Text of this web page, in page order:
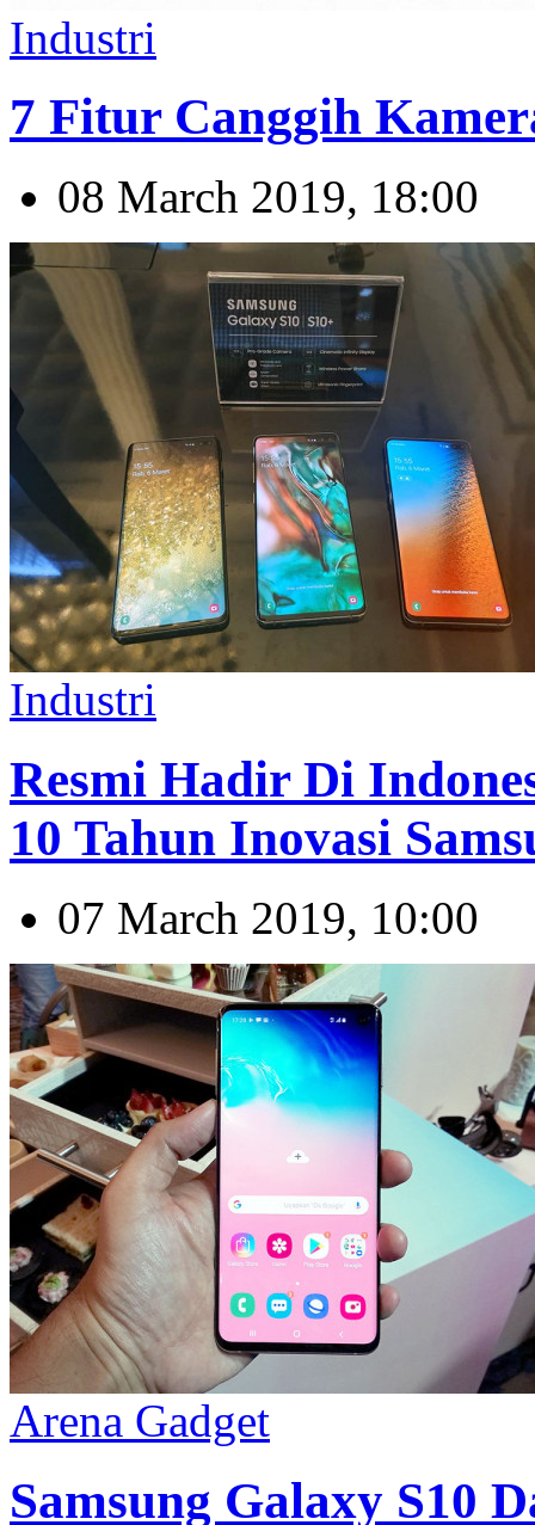
Industri
7 Fitur Canggih
08 March 2019, 18:00
Industri
Resmi Hadir Di
10 Tahun Inovasi
07 March 2019, 10:00
Arena Gadget
Samsung Galaxy S10